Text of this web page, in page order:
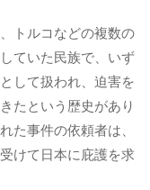
トルコなどの複数の
ていた民族で、いず
して扱われ、迫害を
たという歴史があり
た事件の依頼者は、
けて日本に庇護を求